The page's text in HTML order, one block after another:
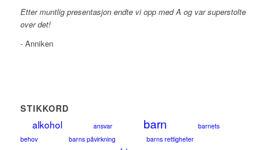
Etter muntlig presentasjon endte vi opp med A og var superstolte
over det!
- Anniken
STIKKORD
alkohol ansvar barn
barnets
behov
barns påvirkning
barns rettigheter